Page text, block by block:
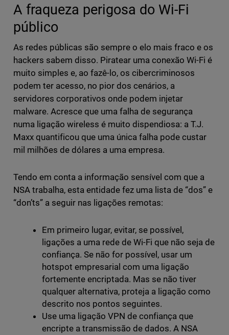
A fraqueza perigosa do Wi-Fi
público
As redes públicas são sempre o elo mais fraco e os
hackers sabem disso. Piratear uma conexão Wi-Fi é
muito simples e, ao fazê-lo, os cibercriminosos
podem ter acesso, no pior dos cenários, a
servidores corporativos onde podem injetar
malware. Acresce que uma falha de segurança
numa ligação wireless é muito dispendiosa: a T.J.
Maxx quantificou que uma única falha pode custar
mil milhões de dólares a uma empresa.
Tendo em conta a informação sensível com que a
NSA trabalha, esta entidade fez uma lista de “dos” e
“don’ts” a seguir nas ligações remotas:
Em primeiro lugar, evitar, se possível,
ligações a uma rede de Wi-Fi que não seja de
confiança. Se não for possível, usar um
hotspot empresarial com uma ligação
fortemente encriptada. Mas se não tiver
qualquer alternativa, proteja a ligação como
descrito nos pontos seguintes.
Use uma ligação VPN de confiança que
encripte a transmissão de dados. A NSA